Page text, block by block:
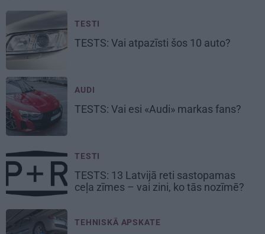
TESTI
TESTS: Vai atpazīsti šos 10 auto?
AUDI
TESTS: Vai esi «Audi» markas fans?
TESTI
TESTS: 13 Latvijā reti sastopamas
ceļa zīmes – vai zini, ko tās nozīmē?
TEHNISKĀ APSKATE